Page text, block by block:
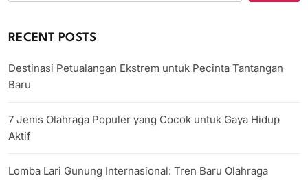
RECENT POSTS
Destinasi Petualangan Ekstrem untuk Pecinta Tantangan
Baru
7 Jenis Olahraga Populer yang Cocok untuk Gaya Hidup
Aktif
Lomba Lari Gunung Internasional: Tren Baru Olahraga